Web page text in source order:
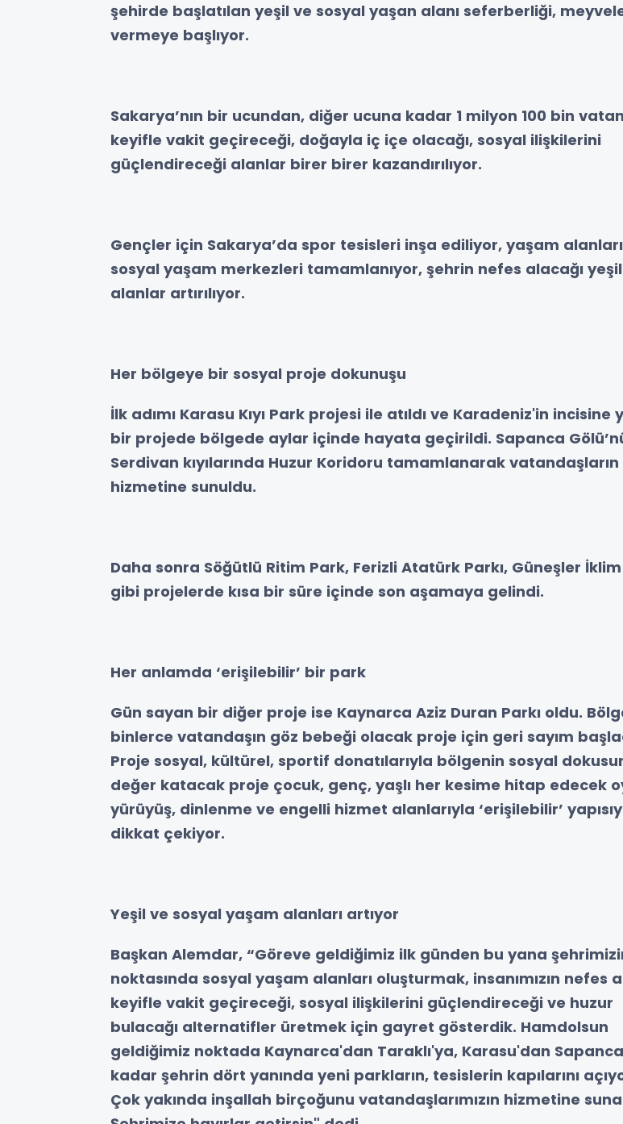
şehirde başlatılan yeşil ve sosyal yaşan alanı seferberliği,
vermeye başlıyor.
Sakarya’nın bir ucundan, diğer ucuna kadar 1 milyon 100 bin
keyifle vakit geçireceği, doğayla iç içe olacağı, sosyal ilişkilerini
güçlendireceği alanlar birer birer kazandırılıyor.
Gençler için Sakarya’da spor tesisleri inşa ediliyor, yaşam
sosyal yaşam merkezleri tamamlanıyor, şehrin nefes alacağı yeşil
alanlar artırılıyor.
Her bölgeye bir sosyal proje dokunuşu
İlk adımı Karasu Kıyı Park projesi ile atıldı ve Karadeniz'in incisine
bir projede bölgede aylar içinde hayata geçirildi. Sapanca
Serdivan kıyılarında Huzur Koridoru tamamlanarak vatandaşların
hizmetine sunuldu.
Daha sonra Söğütlü Ritim Park, Ferizli Atatürk Parkı, Güneşler İklim
gibi projelerde kısa bir süre içinde son aşamaya gelindi.
Her anlamda ‘erişilebilir’ bir park
Gün sayan bir diğer proje ise Kaynarca Aziz Duran Parkı oldu.
binlerce vatandaşın göz bebeği olacak proje için geri sayım
Proje sosyal, kültürel, sportif donatılarıyla bölgenin sosyal
değer katacak proje çocuk, genç, yaşlı her kesime hitap edecek
yürüyüş, dinlenme ve engelli hizmet alanlarıyla ‘erişilebilir’
dikkat çekiyor.
Yeşil ve sosyal yaşam alanları artıyor
Başkan Alemdar, “Göreve geldiğimiz ilk günden bu yana
noktasında sosyal yaşam alanları oluşturmak, insanımızın nefes
keyifle vakit geçireceği, sosyal ilişkilerini güçlendireceği ve huzur
bulacağı alternatifler üretmek için gayret gösterdik. Hamdolsun
geldiğimiz noktada Kaynarca'dan Taraklı'ya, Karasu'dan
kadar şehrin dört yanında yeni parkların, tesislerin kapılarını
Çok yakında inşallah birçoğunu vatandaşlarımızın hizmetine